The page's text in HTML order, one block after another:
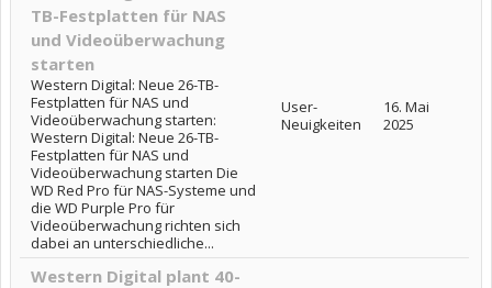
TB-Festplatten für NAS
und Videoüberwachung
starten
Western Digital: Neue 26-TB-
Festplatten für NAS und
Videoüberwachung starten:
Western Digital: Neue 26-TB-
Festplatten für NAS und
Videoüberwachung starten Die
WD Red Pro für NAS-Systeme und
die WD Purple Pro für
Videoüberwachung richten sich
dabei an unterschiedliche...
User-
Neuigkeiten
16. Mai
2025
Western Digital plant 40-